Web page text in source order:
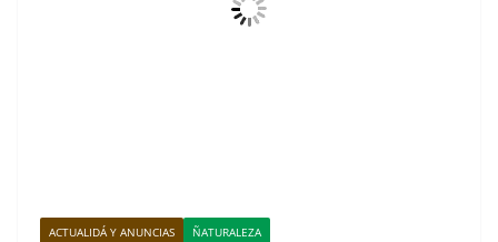
ACTUALIDÁ Y ANUNCIAS ÑATURALEZA